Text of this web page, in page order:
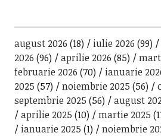
august 2026 (18) iulie 2026 (99)
2026 (96) aprilie 2026 (85)
februarie 2026 (70) ianuarie
2025 (57) noiembrie 2025 (56)
septembrie 2025 (56) august
aprilie 2025 (10) martie 2025
ianuarie 2025 (1) noiembrie